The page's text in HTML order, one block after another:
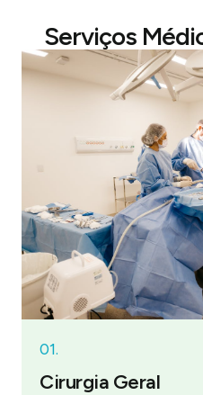
Serviços
01.
Cirurgia Geral